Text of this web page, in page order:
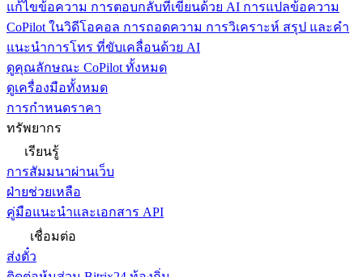
แก้ไขข้อความ การตอบกลับที่เขียนด้วย AI การแปลข้อความ
CoPilot ในวิดีโอคอล การถอดความ การวิเคราะห์ สรุป และคำ
แนะนำการโทร ที่ขับเคลื่อนด้วย AI
ดูคุณลักษณะ CoPilot ทั้งหมด
ดูเครื่องมือทั้งหมด
การกำหนดราคา
ทรัพยากร
เรียนรู้
การสัมมนาผ่านเว็บ
ฝ่ายช่วยเหลือ
คู่มือแนะนำและเอกสาร API
เชื่อมต่อ
ส่งตั๋ว